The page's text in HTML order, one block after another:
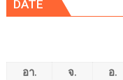
DATE
อา. จ. อ.